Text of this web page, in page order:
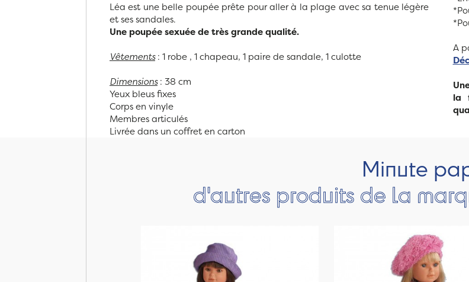
Léa est une belle poupée prête pour aller à la plage avec sa tenue légère
et ses sandales.
Une poupée sexuée de très grande qualité.
Vêtements: 1 robe , 1 chapeau, 1 paire de sandale, 1 culotte
Dimensions: 38 cm
Yeux bleus fixes
Corps en vinyle
Membres articulés
Livrée dans un coffret en carton
A
la
Minute
d'autres produits de la